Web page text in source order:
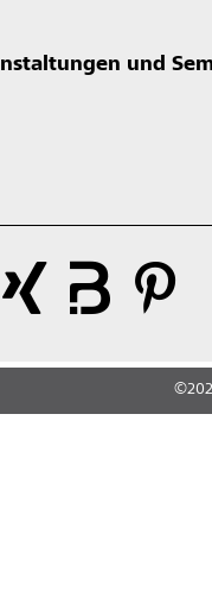
und
©